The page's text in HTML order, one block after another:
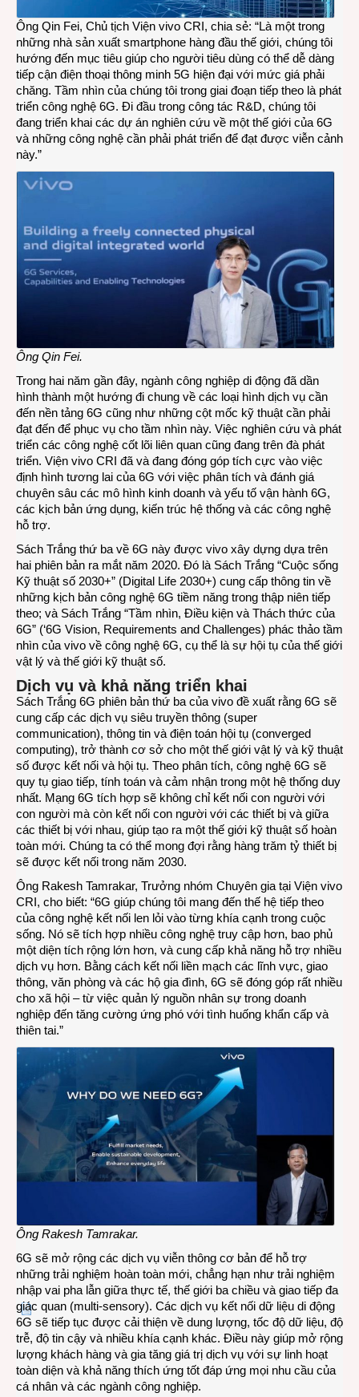
Ông Qin Fei, Chủ tịch Viện vivo CRI, chia sẻ: “Là một trong
những nhà sản xuất smartphone hàng đầu thế giới, chúng tôi
hướng đến mục tiêu giúp cho người tiêu dùng có thể dễ dàng
tiếp cận điện thoại thông minh 5G hiện đại với mức giá phải
chăng. Tầm nhìn của chúng tôi trong giai đoạn tiếp theo là phát
triển công nghệ 6G. Đi đầu trong công tác R&D, chúng tôi
đang triển khai các dự án nghiên cứu về một thế giới của 6G
và những công nghệ cần phải phát triển để đạt được viễn cảnh
này.”
Ông Qin Fei.
Trong hai năm gần đây, ngành công nghiệp di động đã dần
hình thành một hướng đi chung về các loại hình dịch vụ cần
đến nền tảng 6G cũng như những cột mốc kỹ thuật cần phải
đạt đến để phục vụ cho tầm nhìn này. Việc nghiên cứu và phát
triển các công nghệ cốt lõi liên quan cũng đang trên đà phát
triển. Viện vivo CRI đã và đang đóng góp tích cực vào việc
định hình tương lai của 6G với việc phân tích và đánh giá
chuyên sâu các mô hình kinh doanh và yếu tố vận hành 6G,
các kịch bản ứng dụng, kiến trúc hệ thống và các công nghệ
hỗ trợ.
Sách Trắng thứ ba về 6G này được vivo xây dựng dựa trên
hai phiên bản ra mắt năm 2020. Đó là Sách Trắng “Cuộc sống
Kỹ thuật số 2030+” (Digital Life 2030+) cung cấp thông tin về
những kịch bản công nghệ 6G tiềm năng trong thập niên tiếp
theo; và Sách Trắng “Tầm nhìn, Điều kiện và Thách thức của
6G” (‘6G Vision, Requirements and Challenges) phác thảo tầm
nhìn của vivo về công nghệ 6G, cụ thể là sự hội tụ của thế giới
vật lý và thế giới kỹ thuật số.
Dịch vụ và khả năng triển khai
Sách Trắng 6G phiên bản thứ ba của vivo đề xuất rằng 6G sẽ
cung cấp các dịch vụ siêu truyền thông (super
communication), thông tin và điện toán hội tụ (converged
computing), trở thành cơ sở cho một thế giới vật lý và kỹ thuật
số được kết nối và hội tụ. Theo phân tích, công nghệ 6G sẽ
quy tụ giao tiếp, tính toán và cảm nhận trong một hệ thống duy
nhất. Mạng 6G tích hợp sẽ không chỉ kết nối con người với
con người mà còn kết nối con người với các thiết bị và giữa
các thiết bị với nhau, giúp tạo ra một thế giới kỹ thuật số hoàn
toàn mới. Chúng ta có thể mong đợi rằng hàng trăm tỷ thiết bị
sẽ được kết nối trong năm 2030.
Ông Rakesh Tamrakar, Trưởng nhóm Chuyên gia tại Viện vivo
CRI, cho biết: “6G giúp chúng tôi mang đến thế hệ tiếp theo
của công nghệ kết nối len lỏi vào từng khía cạnh trong cuộc
sống. Nó sẽ tích hợp nhiều công nghệ truy cập hơn, bao phủ
một diện tích rộng lớn hơn, và cung cấp khả năng hỗ trợ nhiều
dịch vụ hơn. Bằng cách kết nối liền mạch các lĩnh vực, giao
thông, văn phòng và các hộ gia đình, 6G sẽ đóng góp rất nhiều
cho xã hội – từ việc quản lý nguồn nhân sự trong doanh
nghiệp đến tăng cường ứng phó với tình huống khẩn cấp và
thiên tai.”
Ông Rakesh Tamrakar.
6G sẽ mở rộng các dịch vụ viễn thông cơ bản để hỗ trợ
những trải nghiệm hoàn toàn mới, chẳng hạn như trải nghiệm
nhập vai pha lẫn giữa thực tế, thế giới ba chiều và giao tiếp đa
giác quan (multi-sensory). Các dịch vụ kết nối dữ liệu di động
6G sẽ tiếp tục được cải thiện về dung lượng, tốc độ dữ liệu, độ
trễ, độ tin cậy và nhiều khía cạnh khác. Điều này giúp mở rộng
lượng khách hàng và gia tăng giá trị dịch vụ với sự linh hoạt
toàn diện và khả năng thích ứng tốt đáp ứng mọi nhu cầu của
cá nhân và các ngành công nghiệp.